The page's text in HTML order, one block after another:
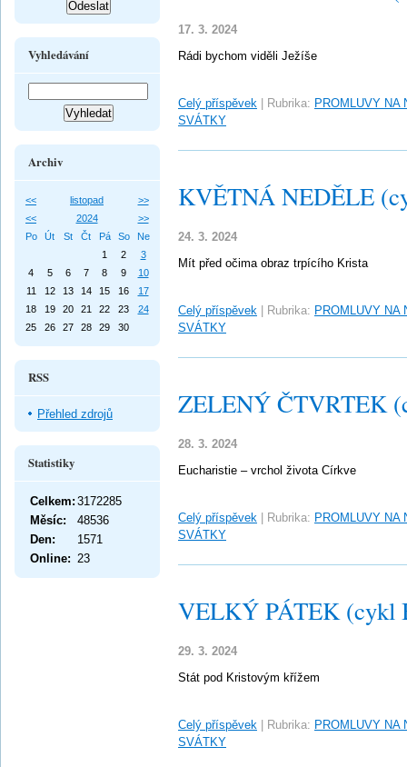
17. 3. 2024
Rádi bychom viděli Ježíše
Celý příspěvek Rubrika: PROMLUVY NA
SVÁTKY
KVĚTNÁ NEDĚLE
24. 3. 2024
Mít před očima obraz trpícího Krista
Celý příspěvek Rubrika: PROMLUVY NA
SVÁTKY
ZELENÝ ČTVRTEK
28. 3. 2024
Eucharistie – vrchol života Církve
Celý příspěvek Rubrika: PROMLUVY NA
SVÁTKY
VELKÝ PÁTEK (cykl
29. 3. 2024
Stát pod Kristovým křížem
Celý příspěvek Rubrika: PROMLUVY NA
SVÁTKY
Vyhledávání
Archiv
<< listopad
>>
<<
2024
>>
Po
Út St Čt Pá So
Ne
1
2
3
4
5 6 7 8 9
10
11
12 13 14 15 16
17
18
19 20 21 22 23
24
25
26 27 28 29 30
RSS
Přehled zdrojů
Statistiky
Online: 23
Celkem: 3172285
Měsíc:
48536
Den:
1571